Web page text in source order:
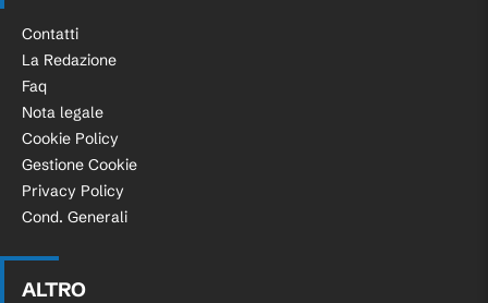
Contatti
La Redazione
Faq
Nota legale
Cookie Policy
Gestione Cookie
Privacy Policy
Cond. Generali
ALTRO